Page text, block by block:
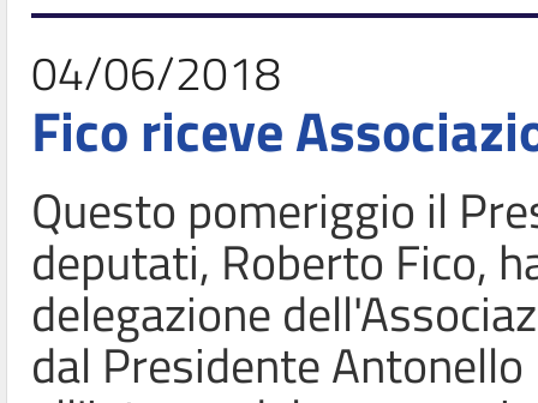
04/06/2018
Fico riceve
Questo pomeriggio il
deputati, Roberto Fico,
delegazione
dal Presidente